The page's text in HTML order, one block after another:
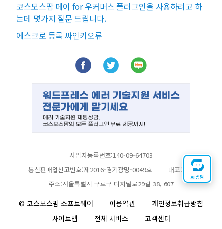
코스모스팜 페이 for 우커머스 플러그인을 사용하려고 하
는데 몇가지 질문 드립니다.
에스크로 등록 싸인키오류
사업자등록번호:140-09-64703
통신판매업신고번호:제2016-경기광명-0049호
대표:채찬
주소:서울특별시 구로구 디지털로29길 38, 607
© 코스모스팜 소프트웨어 이용약관
개인정보취급방침
사이트맵
전체 서비스 고객센터
AI 상담